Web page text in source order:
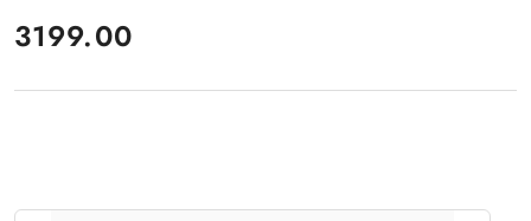
cena:
3199.00